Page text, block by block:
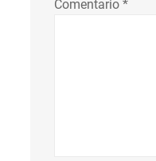
Comentario *